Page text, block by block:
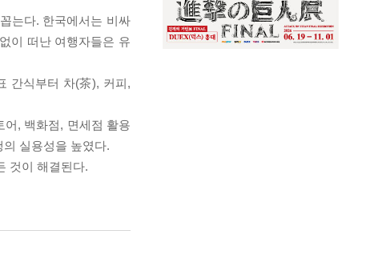
는다. 한국에서는 비싸
이 떠난 여행자들은 유
간식부터 차(茶), 커피,
, 백화점, 면세점 활용
실용성을 높였다.
것이 해결된다.